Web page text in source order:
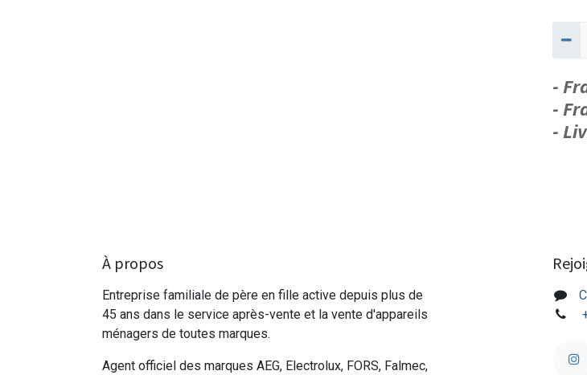
-
-
-
À propos
Entreprise familiale de père en fille active depuis plus de
45 ans dans le service après-vente et la vente d'appareils
ménagers de toutes marques.
Agent officiel des marques AEG, Electrolux, FORS, Falmec,